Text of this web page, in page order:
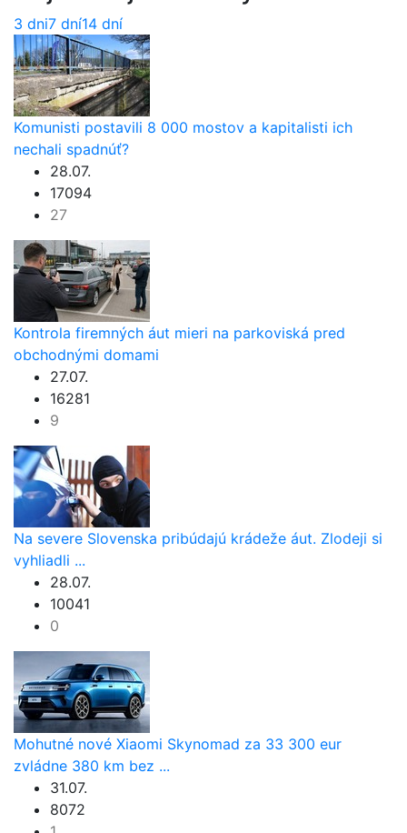
3 dni7 dní14 dní
Komunisti postavili 8 000 mostov a kapitalisti ich
nechali spadnúť?
28.07.
17094
27
Kontrola firemných áut mieri na parkoviská pred
obchodnými domami
27.07.
16281
9
Na severe Slovenska pribúdajú krádeže áut. Zlodeji si
vyhliadli ...
28.07.
10041
0
Mohutné nové Xiaomi Skynomad za 33 300 eur
zvládne 380 km bez ...
31.07.
8072